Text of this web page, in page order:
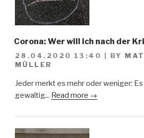
Corona: Wer will ich nach der
28.04.2020 13:40 BY
MÜLLER
Jeder merkt es mehr oder weniger:
gewaltig... Read more →